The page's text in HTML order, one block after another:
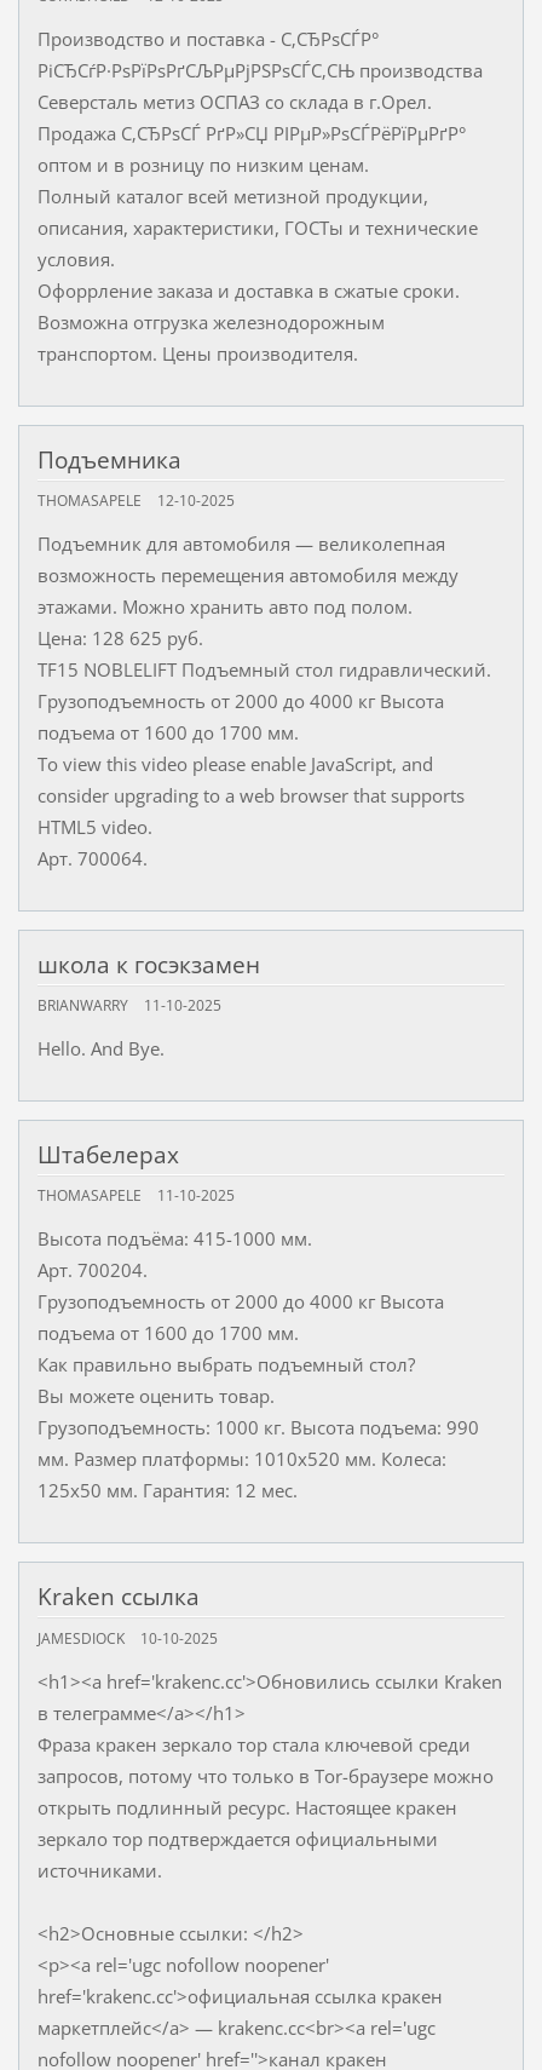
Производство и поставка - С‚СЂРѕСЃР°
РіСЂСѓР·РѕРїРѕРґСЉРµРјРЅРѕСЃС‚СЊ производства
Северсталь метиз ОСПАЗ со склада в г.Орел.
Продажа С‚СЂРѕСЃ РґР»СЏ РІРµР»РѕСЃРёРїРµРґР°
оптом и в розницу по низким ценам.
Полный каталог всей метизной продукции,
описания, характеристики, ГОСТы и технические
условия.
Офоррление заказа и доставка в сжатые сроки.
Возможна отгрузка железнодорожным
транспортом. Цены производителя.
Подъемника
THOMASAPELE 12-10-2025
Подъемник для автомобиля — великолепная
возможность перемещения автомобиля между
этажами. Можно хранить авто под полом.
Цена: 128 625 руб.
TF15 NOBLELIFT Подъемный стол гидравлический.
Грузоподъемность от 2000 до 4000 кг Высота
подъема от 1600 до 1700 мм.
To view this video please enable JavaScript, and
consider upgrading to a web browser that supports
HTML5 video.
Арт. 700064.
школа к госэкзамен
BRIANWARRY 11-10-2025
Hello. And Bye.
Штабелерах
THOMASAPELE 11-10-2025
Высота подъёма: 415-1000 мм.
Арт. 700204.
Грузоподъемность от 2000 до 4000 кг Высота
подъема от 1600 до 1700 мм.
Как правильно выбрать подъемный стол?
Вы можете оценить товар.
Грузоподъемность: 1000 кг. Высота подъема: 990
мм. Размер платформы: 1010х520 мм. Колеса:
125х50 мм. Гарантия: 12 мес.
Kraken ссылка
JAMESDIOCK 10-10-2025
<h1><a href='krakenc.cc'>Обновились ссылки Kraken
в телеграмме</a></h1>
Фраза кракен зеркало тор стала ключевой среди
запросов, потому что только в Tor-браузере можно
открыть подлинный ресурс. Настоящее кракен
зеркало тор подтверждается официальными
источниками.
<h2>Основные ссылки: </h2>
<p><a rel='ugc nofollow noopener'
href='krakenc.cc'>официальная ссылка кракен
маркетплейс</a> — krakenc.cc<br><a rel='ugc
nofollow noopener' href=''>канал кракен